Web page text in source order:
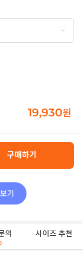
19,930원
구매하기
의 사이즈 추천